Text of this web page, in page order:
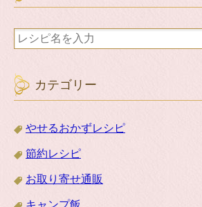
カテゴリー
やせるおかずレシピ
節約レシピ
お取り寄せ通販